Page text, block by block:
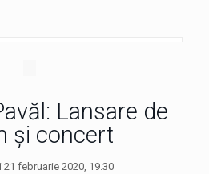
Lansare de
și concert
21 februarie 2020, 19.30